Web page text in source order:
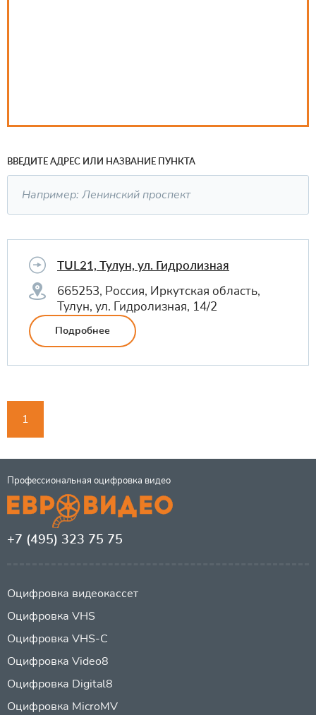
ВВЕДИТЕ АДРЕС ИЛИ НАЗВАНИЕ ПУНКТА
TUL21, Тулун, ул. Гидролизная
665253, Россия, Иркутская область,
Тулун, ул. Гидролизная, 14/2
Подробнее
1
Профессиональная оцифровка видео
+7 (495) 323 75 75
Оцифровка видеокассет
Оцифровка VHS
Оцифровка VHS-C
Оцифровка Video8
Оцифровка Digital8
Оцифровка MicroMV